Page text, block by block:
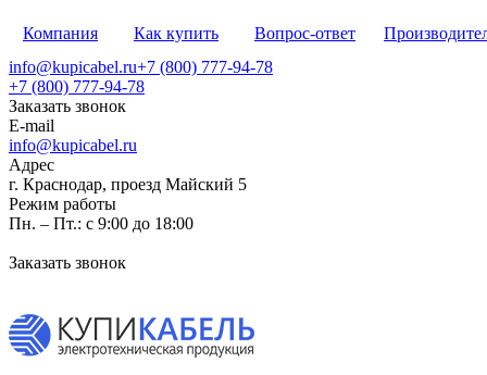
Компания Как купить Вопрос-ответ
info@kupicabel.ru+7 (800) 777-94-78
+7 (800) 777-94-78
Заказать звонок
E-mail
info@kupicabel.ru
Адрес
г. Краснодар, проезд Майский 5
Режим работы
Пн. – Пт.: с 9:00 до 18:00
Заказать звонок